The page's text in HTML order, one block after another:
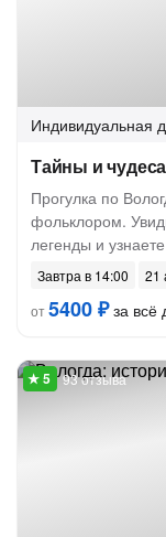
Индивидуальная
Тайны и
Прогулка по
фольклором.
легенды и
Завтра в 14:00
21
от5400 ₽за всё
93 отзыва